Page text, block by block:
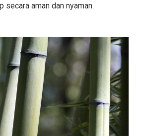
secara aman dan nyaman.